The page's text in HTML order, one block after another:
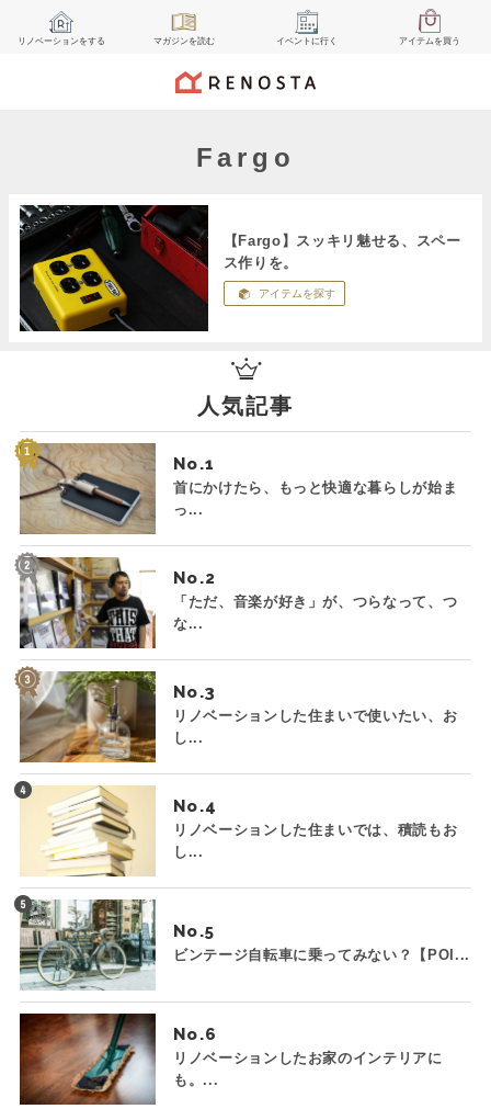
リノベーションをする マガジンを読む イベント に行く アイテムを買う
Fargo
【Fargo】スッキリ魅せる、スペー
ス作りを。
アイテムを探す
人気記事
No.
首にかけたら、もっと快適な暮らしが始ま
っ...
No.
「ただ、音楽が好き」が、つらなって、つ
な...
No.
リノベーションした住まいで使いたい、お
し...
No.
リノベーションした住まいでは、積読もお
し...
No.
ビンテージ自転車に乗ってみない？【POI...
No.
リノベーションしたお家のインテリアに
も。...